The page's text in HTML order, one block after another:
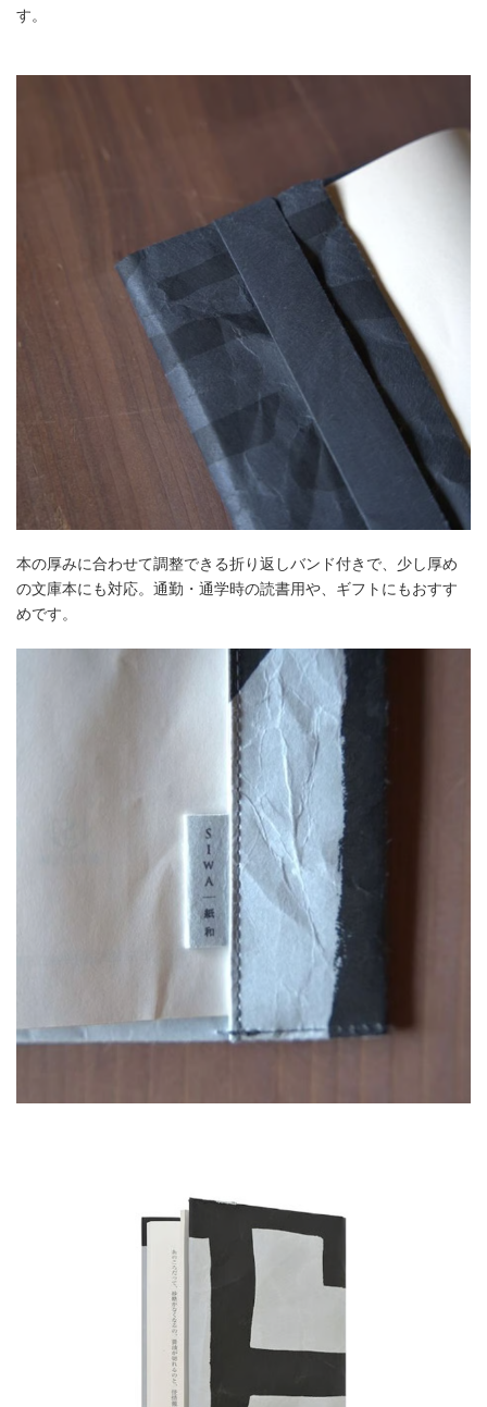
す。
本の厚みに合わせて調整できる折り返しバンド付きで、少し厚め
の文庫本にも対応。通勤・通学時の読書用や、ギフトにもおすす
めです。